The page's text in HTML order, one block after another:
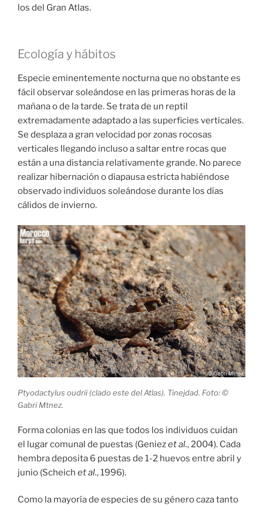
los del Gran Atlas.
Ecología y hábitos
Especie eminentemente nocturna que no obstante es
fácil observar soleándose en las primeras horas de la
mañana o de la tarde. Se trata de un reptil
extremadamente adaptado a las superficies verticales.
Se desplaza a gran velocidad por zonas rocosas
verticales llegando incluso a saltar entre rocas que
están a una distancia relativamente grande. No parece
realizar hibernación o diapausa estricta habiéndose
observado individuos soleándose durante los días
cálidos de invierno.
Ptyodactylus oudrii (clado este del Atlas). Tinejdad. Foto: ©
Gabri Mtnez.
Forma colonias en las que todos los individuos cuidan
el lugar comunal de puestas (Geniezet al., 2004). Cada
hembra deposita 6 puestas de 1-2 huevos entre abril y
junio (Scheich et al., 1996).
Como la mayoría de especies de su género caza tanto